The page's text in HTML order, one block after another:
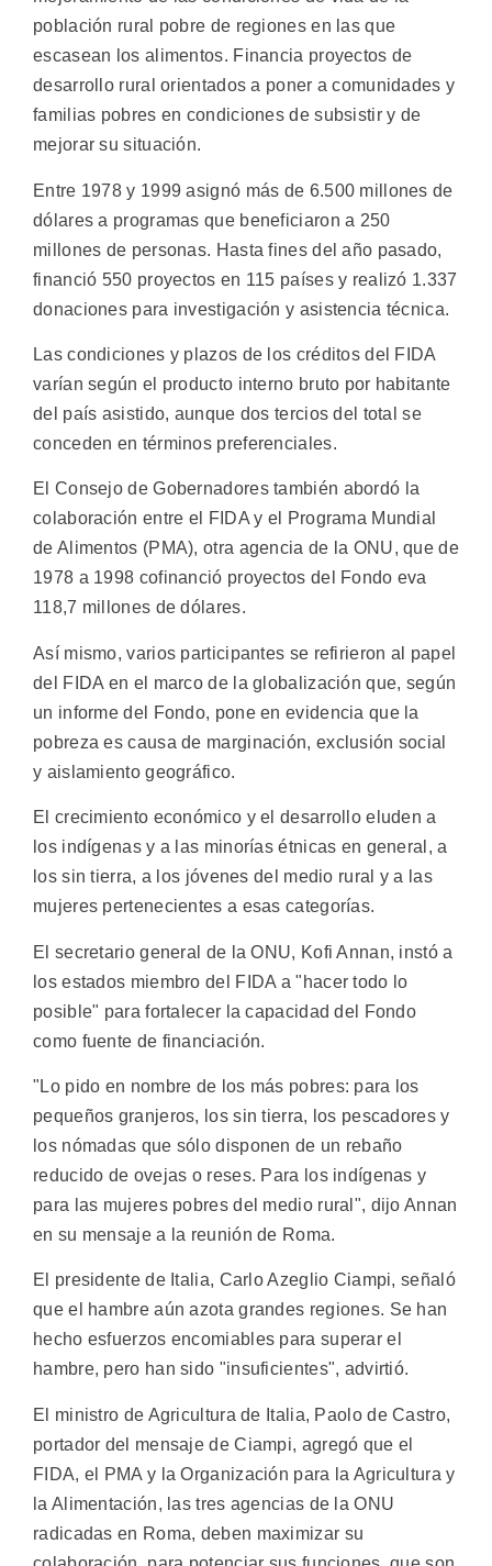
población rural pobre de regiones en las que
escasean los alimentos. Financia proyectos de
desarrollo rural orientados a poner a comunidades y
familias pobres en condiciones de subsistir y de
mejorar su situación.
Entre 1978 y 1999 asignó más de 6.500 millones de
dólares a programas que beneficiaron a 250
millones de personas. Hasta fines del año pasado,
financió 550 proyectos en 115 países y realizó 1.337
donaciones para investigación y asistencia técnica.
Las condiciones y plazos de los créditos del FIDA
varían según el producto interno bruto por habitante
del país asistido, aunque dos tercios del total se
conceden en términos preferenciales.
El Consejo de Gobernadores también abordó la
colaboración entre el FIDA y el Programa Mundial
de Alimentos (PMA), otra agencia de la ONU, que de
1978 a 1998 cofinanció proyectos del Fondo eva
118,7 millones de dólares.
Así mismo, varios participantes se refirieron al papel
del FIDA en el marco de la globalización que, según
un informe del Fondo, pone en evidencia que la
pobreza es causa de marginación, exclusión social
y aislamiento geográfico.
El crecimiento económico y el desarrollo eluden a
los indígenas y a las minorías étnicas en general, a
los sin tierra, a los jóvenes del medio rural y a las
mujeres pertenecientes a esas categorías.
El secretario general de la ONU, Kofi Annan, instó a
los estados miembro del FIDA a "hacer todo lo
posible" para fortalecer la capacidad del Fondo
como fuente de financiación.
"Lo pido en nombre de los más pobres: para los
pequeños granjeros, los sin tierra, los pescadores y
los nómadas que sólo disponen de un rebaño
reducido de ovejas o reses. Para los indígenas y
para las mujeres pobres del medio rural", dijo Annan
en su mensaje a la reunión de Roma.
El presidente de Italia, Carlo Azeglio Ciampi, señaló
que el hambre aún azota grandes regiones. Se han
hecho esfuerzos encomiables para superar el
hambre, pero han sido "insuficientes", advirtió.
El ministro de Agricultura de Italia, Paolo de Castro,
portador del mensaje de Ciampi, agregó que el
FIDA, el PMA y la Organización para la Agricultura y
la Alimentación, las tres agencias de la ONU
radicadas en Roma, deben maximizar su